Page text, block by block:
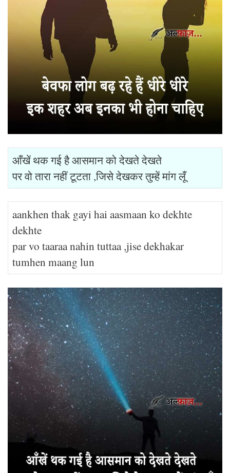
आँखें थक गई है आसमान को देखते देखते
पर वो तारा नहीं टूटता ,जिसे देखकर तुम्हें मांग लूँ
aankhen thak gayi hai aasmaan ko dekhte
dekhte
par vo taaraa nahin tuttaa ,jise dekhakar
tumhen maang lun